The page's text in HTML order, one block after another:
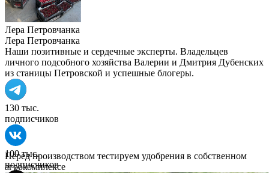
Лера Петровчанка
Лера Петровчанка
Наши позитивные и сердечные эксперты. Владельцев
личного подсобного хозяйства Валерии и Дмитрия Дубенских
из станицы Петровской и успешные блогеры.
130 тыс.
подписчиков
100 тыс.
подписчиков
Перед производством тестируем удобрения в собственном
агрокомплексе